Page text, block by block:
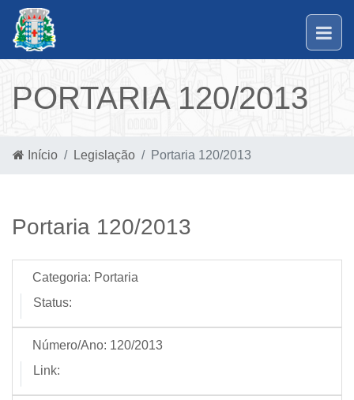
PORTARIA 120/2013
Início Legislação Portaria 120/2013
Portaria 120/2013
Categoria: Portaria
Status:
Número/Ano: 120/2013
Link: